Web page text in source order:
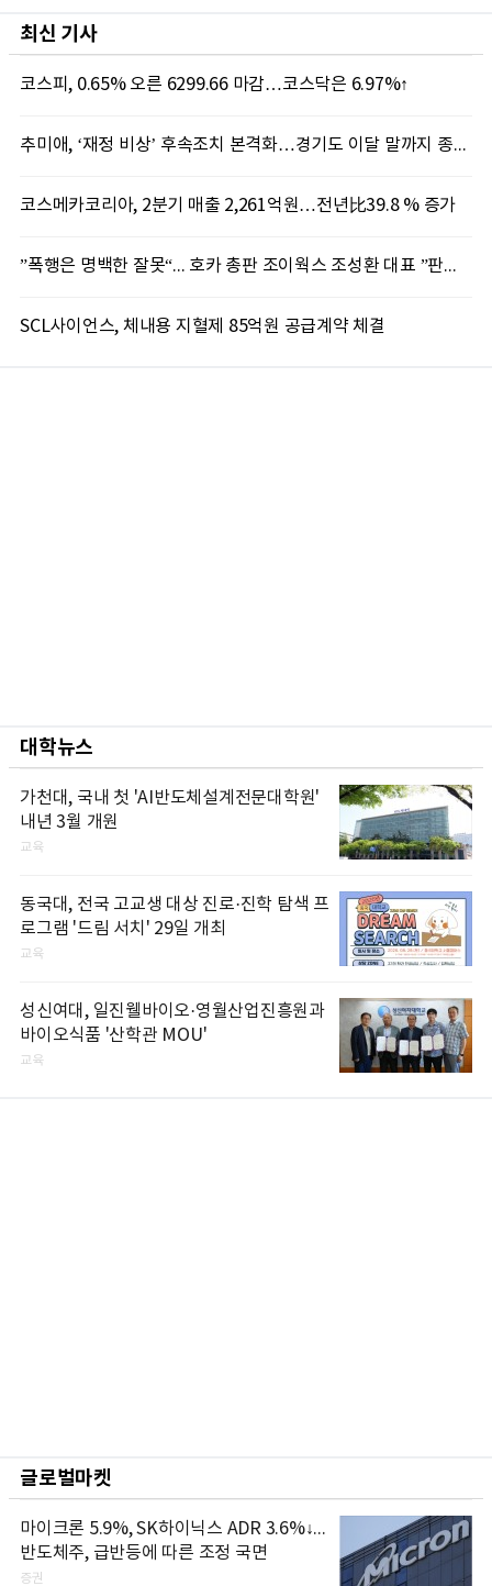
최신 기사
코스피, 0.65% 오른 6299.66 마감…코스닥은 6.97%↑
추미애, ‘재정 비상’ 후속조치 본격화…경기도 이달 말까지 종합 대응책 마련
코스메카코리아, 2분기 매출 2,261억원…전년比39.8 % 증가
”폭행은 명백한 잘못“... 호카 총판 조이웍스 조성환 대표 ”판권 탈취 노린 기획“ 반박
SCL사이언스, 체내용 지혈제 85억원 공급계약 체결
대학뉴스
가천대, 국내 첫 'AI반도체설계전문대학원'
내년 3월 개원
교육
동국대, 전국 고교생 대상 진로·진학 탐색 프
로그램 '드림 서치' 29일 개최
교육
성신여대, 일진웰바이오·영월산업진흥원과
바이오식품 '산학관 MOU'
교육
글로벌마켓
마이크론 5.9%, SK하이닉스 ADR 3.6%↓...
반도체주, 급반등에 따른 조정 국면
증권